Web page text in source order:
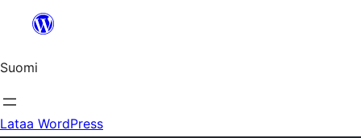
Suomi
Lataa WordPress